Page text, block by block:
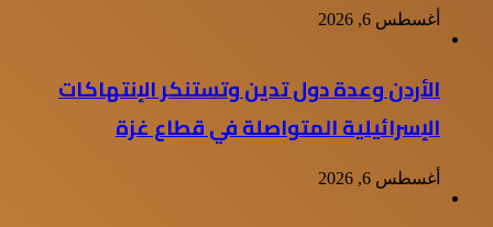
أغسطس 6, 2026
الأردن وعدة دول تدين وتستنكر الإنتهاكات
الإسرائيلية المتواصلة في قطاع غزة
أغسطس 6, 2026